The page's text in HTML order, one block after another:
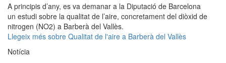
A principis d’any, es va demanar a la Diputació de Barcelona
un estudi sobre la qualitat de l’aire, concretament del diòxid de
nitrogen (NO2) a Barberà del Vallès.
Llegeix més sobre Qualitat de l'aire a Barberà del Vallès
Notícia